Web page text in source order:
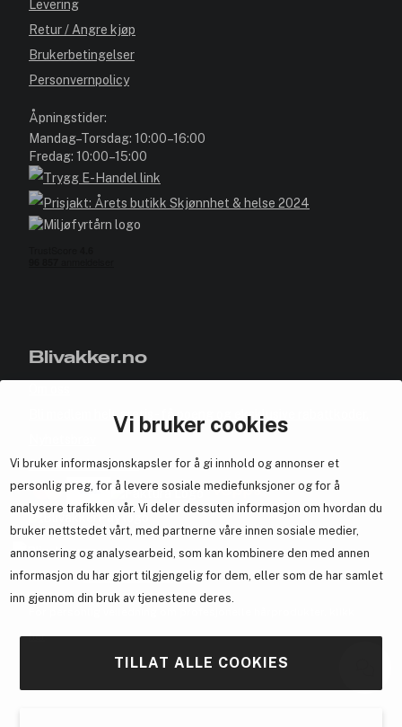
Vi bruker cookies
Vi bruker informasjonskapsler for å gi innhold og annonser et
personlig preg, for å levere sosiale mediefunksjoner og for å
analysere trafikken vår. Vi deler dessuten informasjon om hvordan du
bruker nettstedet vårt, med partnerne våre innen sosiale medier,
annonsering og analysearbeid, som kan kombinere den med annen
informasjon du har gjort tilgjengelig for dem, eller som de har samlet
inn gjennom din bruk av tjenestene deres.
TILLAT ALLE COOKIES
Levering
Retur / Angre kjøp
Brukerbetingelser
Personvernpolicy
Åpningstider:
Mandag–Torsdag: 10:00–16:00
Fredag: 10:00–15:00
Blivakker.no
Bli medlem helt gratis - få poeng og eksklusive rabattkoder.
Samarbeid med oss
En del avBrandsdal Group AS
her.